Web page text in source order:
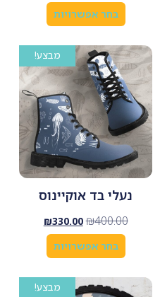
בחר אפשרויות
מבצע!
נעלי בד אוקיינוס
₪400.00
₪330.00
בחר אפשרויות
מבצע!